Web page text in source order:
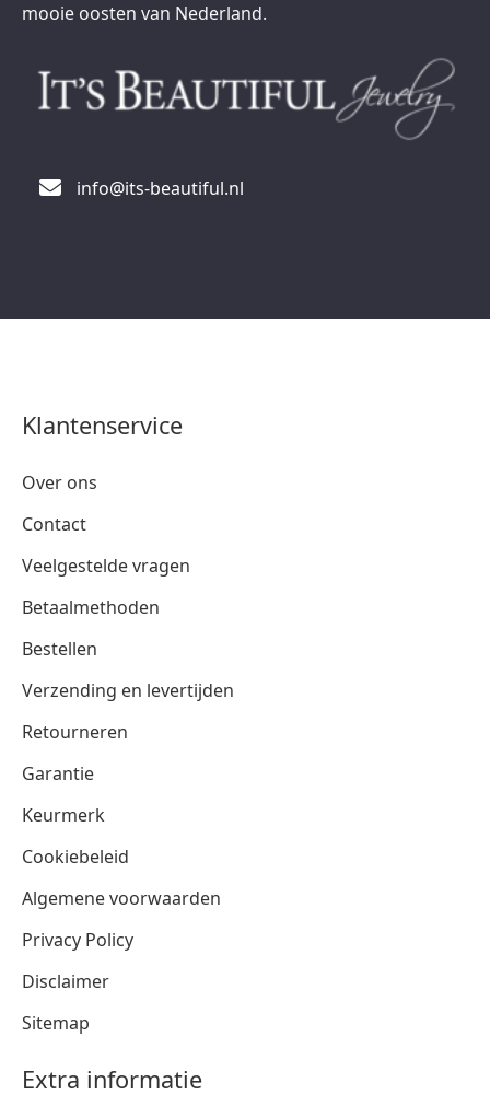
mooie oosten van Nederland.
info@its-beautiful.nl
Klantenservice
Over ons
Contact
Veelgestelde vragen
Betaalmethoden
Bestellen
Verzending en levertijden
Retourneren
Garantie
Keurmerk
Cookiebeleid
Algemene voorwaarden
Privacy Policy
Disclaimer
Sitemap
Extra informatie